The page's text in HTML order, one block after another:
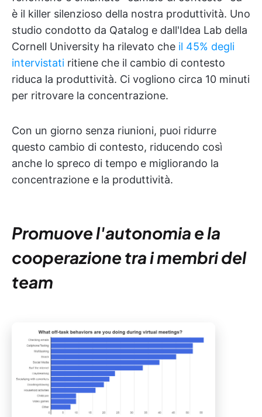
è il killer silenzioso della nostra produttività. Uno
studio condotto da Qatalog e dall'Idea Lab della
Cornell University ha rilevato che il 45% degli
intervistati ritiene che il cambio di contesto
riduca la produttività. Ci vogliono circa 10 minuti
per ritrovare la concentrazione.
Con un giorno senza riunioni, puoi ridurre
questo cambio di contesto, riducendo così
anche lo spreco di tempo e migliorando la
concentrazione e la produttività.
Promuove l'autonomia e la
cooperazione tra i membri del
team